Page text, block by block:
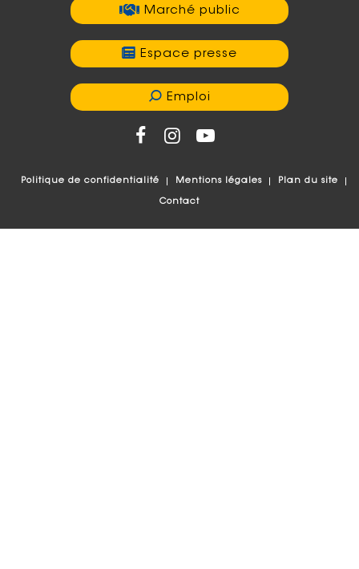
Marché public
Espace presse
Emploi
Politique de confidentialité Mentions légales Plan du site
Contact